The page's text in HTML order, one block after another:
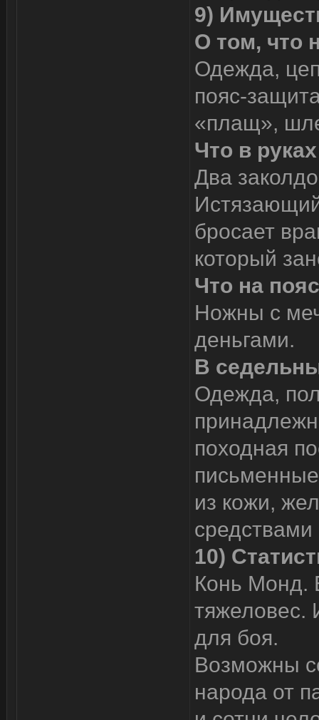
9)
О том, что
Одежда,
пояс-
«плащ»,
Что в
Два
бросает
который
Что на
Ножны с
деньгами.
В
Одежда,
походная
из кожи,
10)
Конь Монд.
тяжеловес.
для боя.
Возможны
народа от